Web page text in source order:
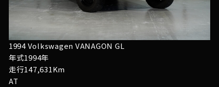
1994 Volkswagen VANAGON GL
年式1994年
走行147,631Km
AT